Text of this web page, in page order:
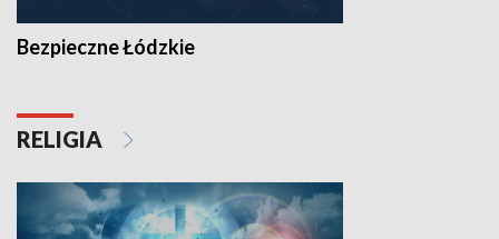
Bezpieczne Łódzkie
RELIGIA